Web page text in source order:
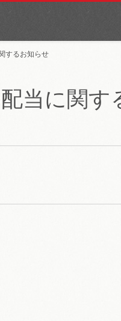
するお知らせ
当に関す